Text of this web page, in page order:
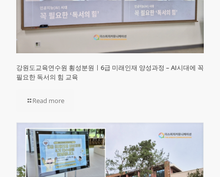
강원도교육연수원 횡성분원ㅣ6급 미래인재 양성과정 – AI시대에 꼭
필요한 독서의 힘 교육
Read more